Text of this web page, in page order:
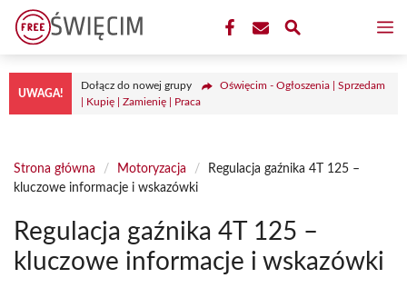
Przejdź
treści
UWAGA!
Dołącz do nowej grupy
Oświęcim - Ogłoszenia | Sprzedam
| Kupię | Zamienię | Praca
Strona główna / Motoryzacja /
Regulacja gaźnika 4T 125 –
kluczowe informacje i wskazówki
Regulacja gaźnika 4T 125 –
kluczowe informacje i wskazówki